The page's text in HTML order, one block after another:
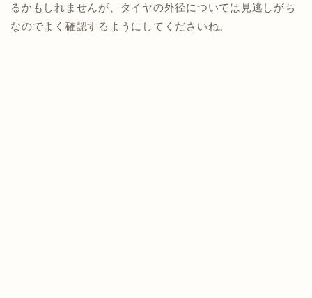
るかもしれませんが、タイヤの外径については見逃しがち
なのでよく確認するようにしてくださいね。